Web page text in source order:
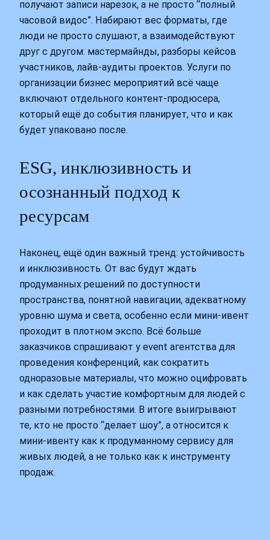
получают записи нарезок, а не просто “полный
часовой видос”. Набирают вес форматы, где
люди не просто слушают, а взаимодействуют
друг с другом: мастермайнды, разборы кейсов
участников, лайв-аудиты проектов. Услуги по
организации бизнес мероприятий всё чаще
включают отдельного контент-продюсера,
который ещё до события планирует, что и как
будет упаковано после.
ESG, инклюзивность и
осознанный подход к
ресурсам
Наконец, ещё один важный тренд: устойчивость
и инклюзивность. От вас будут ждать
продуманных решений по доступности
пространства, понятной навигации, адекватному
уровню шума и света, особенно если мини-ивент
проходит в плотном экспо. Всё больше
заказчиков спрашивают у event агентства для
проведения конференций, как сократить
одноразовые материалы, что можно оцифровать
и как сделать участие комфортным для людей с
разными потребностями. В итоге выигрывают
те, кто не просто “делает шоу”, а относится к
мини-ивенту как к продуманному сервису для
живых людей, а не только как к инструменту
продаж.